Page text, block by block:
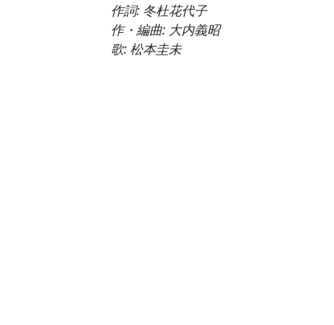
作詞: 冬杜花代子
作・編曲: 大内義昭
歌: 松本圭未